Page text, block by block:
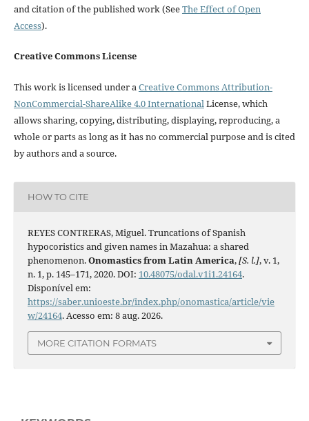
and citation of the published work (SeeThe Effect of Open
Access).
Creative Commons License
This work is licensed under a Creative Commons Attribution-
NonCommercial-ShareAlike 4.0 International License, which
allows sharing, copying, distributing, displaying, reproducing, a
whole or parts as long as it has no commercial purpose and is cited
by authors and a source.
HOW TO CITE
REYES CONTRERAS, Miguel. Truncations of Spanish
hypocoristics and given names in Mazahua: a shared
phenomenon.Onomastics from Latin America,[S. l.], v. 1,
n. 1, p. 145–171, 2020. DOI: 10.48075/odal.v1i1.24164.
Disponível em:
https://saber.unioeste.br/index.php/onomastica/article/vie
w/24164. Acesso em: 8 aug. 2026.
MORE CITATION FORMATS